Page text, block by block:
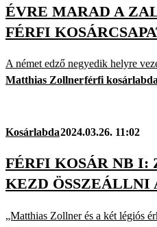
ÉVRE MARAD A
FÉRFI
A német edző negyedik helyre
Matthias Zollnerférfi kosárlabda
Kosárlabda2024.03.26. 11:02
FÉRFI KOSÁR NB I:
KEZD ÖSSZEÁLLNI
„Matthias Zollner és a két légiós